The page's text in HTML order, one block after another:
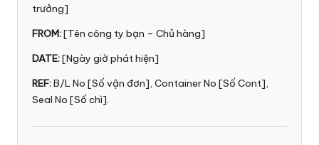
trưởng]
FROM:[Tên công ty bạn – Chủ hàng]
DATE:[Ngày giờ phát hiện]
REF:B/L No [Số vận đơn], Container No [Số Cont],
Seal No [Số chì].